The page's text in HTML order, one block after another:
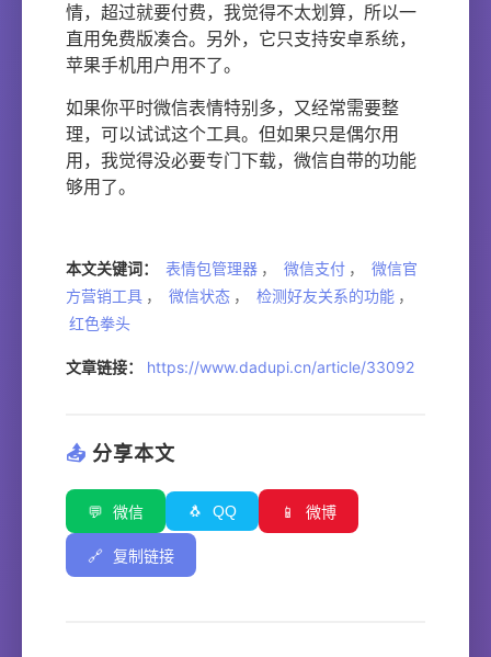
情，超过就要付费，我觉得不太划算，所以一
直用免费版凑合。另外，它只支持安卓系统，
苹果手机用户用不了。
如果你平时微信表情特别多，又经常需要整
理，可以试试这个工具。但如果只是偶尔用
用，我觉得没必要专门下载，微信自带的功能
够用了。
本文关键词： 表情包管理器 ， 微信支付 ，
微信官
方营销工具 ， 微信状态 ， 检测好友关系的功能 ，
红色拳头
文章链接： https://www.dadupi.cn/article/33092
📤 分享本文
💬 微信 🐧 QQ 📱 微博
🔗 复制链接